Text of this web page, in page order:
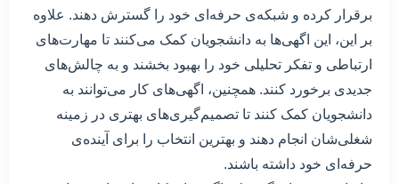
برقرار کرده و شبکه‌ی حرفه‌ای خود را گسترش دهند. علاوه
بر این، این اگهی‌ها به دانشجویان کمک می‌کنند تا مهارت‌های
ارتباطی و تفکر تحلیلی خود را بهبود بخشند و به چالش‌های
جدیدی برخورد کنند. همچنین، اگهی‌های کار می‌توانند به
دانشجویان کمک کنند تا تصمیم‌گیری‌های بهتری در زمینه
شغلی‌شان انجام دهند و بهترین انتخاب را برای آینده‌ی
حرفه‌ای خود داشته باشند.